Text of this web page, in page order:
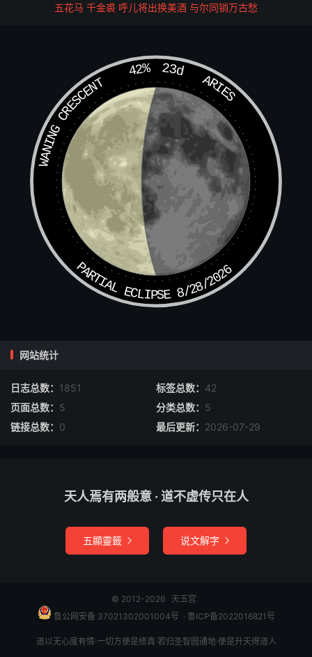
寻烈士，觅贤才，同安炉鼎化凡胎。
万劫尘沙道不成，七窍眼睛皆迸血。
贫穷子，发誓切，待把凡流尽提接。
同越蓬莱仙会中，凡景煎熬无了歇。
尘世短，更思量，洞里乾坤日月长。
坚志苦心三二载，百千万劫寿弥疆。
达圣道，显真常，虎兕刀兵更不伤。
水火蛟龙无损害，拍手天宫笑一场。
这些功，真奇妙，分付与人谁肯要。
愚徒死恋色和财，所以神仙不肯召。
真至道，不择人，岂论高低富与贫。
且饶帝子共王孙，须去繁华锉锐分。
嗔不除，憨不改，堕入轮回生死海。
堆金积玉满山川，神仙冷笑应不采。
名非贵，道极尊，圣圣贤
如鼎沸，永沈沦，失道迷真业所根。
有人平却心头棘，便把天机说与君。
命要传，性要悟，入圣超凡由汝做。
只修性，不修命，此是修行第一病。
达命宗，迷祖性，恰似鉴容无宝镜。
寿同天地一愚夫，权物家财无主柄。
生擒活捉蛟龙首，始知匠手不虚传。
五花马 千金裘 呼儿将出换美酒 与尔同销万古愁
42% 23d
ARIES
WANING CRESCENT
PARTIAL ECLIPSE 8/28/2026
网站统计
日志总数： 1851 标签总数： 42
页面总数： 5 分类总数： 5
链接总数： 0 最后更新： 2026-07-29
天人焉有两般意 · 道不虚传只在人
五顯靈籤  说文解字 
© 2012-2026 天玉宫
鲁公网安备 37021302001004号 ​​​ · 鲁ICP备2022016821号
道以无心度有情·一切方便是修真·若归圣智圆通地·便是升天得道人